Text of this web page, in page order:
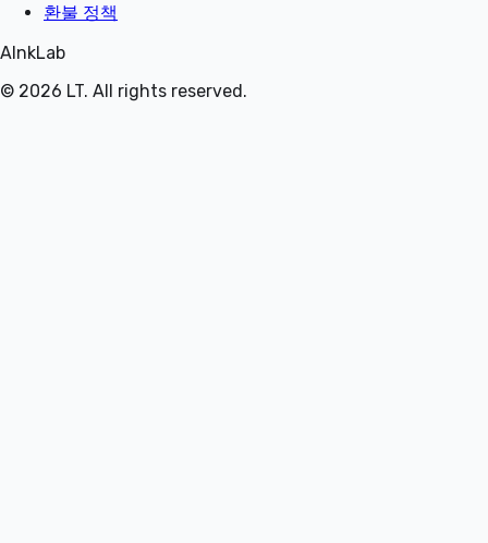
환불 정책
AInkLab
© 2026 LT. All rights reserved.